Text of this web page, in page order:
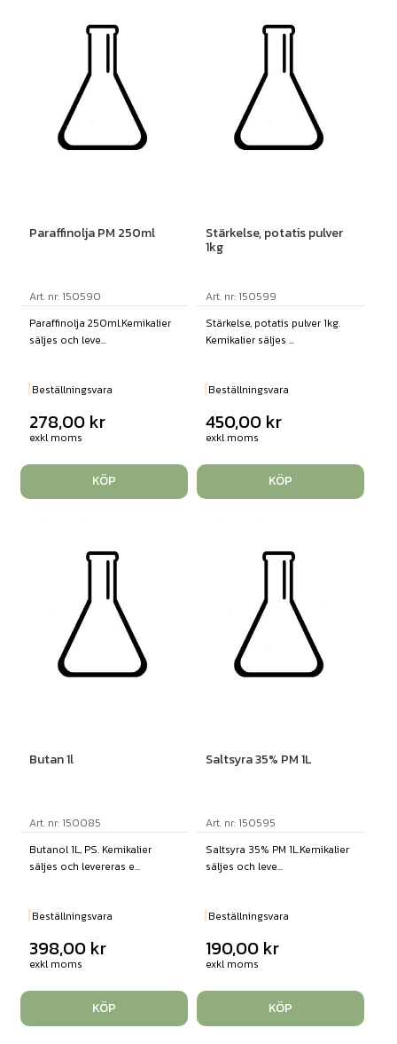
Paraffinolja PM 250ml
Art. nr: 150590
Paraffinolja 250ml.Kemikalier
säljes och leve...
Beställningsvara
278,00 kr
exkl moms
KÖP
Stärkelse, potatis pulver
1kg
Art. nr: 150599
Stärkelse, potatis pulver 1kg.
Kemikalier säljes ...
Beställningsvara
450,00 kr
exkl moms
KÖP
Butan 1l
Art. nr: 150085
Butanol 1L, PS. Kemikalier
säljes och levereras e...
Beställningsvara
398,00 kr
exkl moms
KÖP
Saltsyra 35% PM 1L
Art. nr: 150595
Saltsyra 35% PM 1L.Kemikalier
säljes och leve...
Beställningsvara
190,00 kr
exkl moms
KÖP